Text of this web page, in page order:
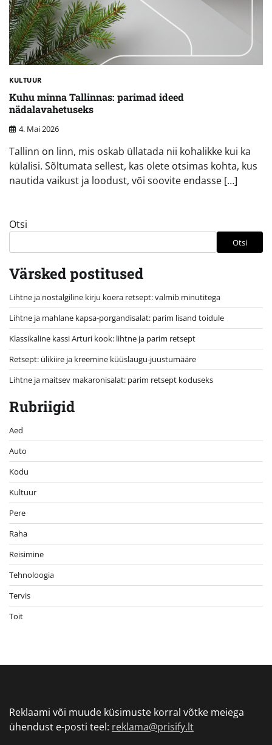
KULTUUR
Kuhu minna Tallinnas: parimad ideed
nädalavahetuseks
4. Mai 2026
Tallinn on linn, mis oskab üllatada nii kohalikke kui ka
külalisi. Sõltumata sellest, kas olete otsimas kohta, kus
nautida vaikust ja loodust, või soovite endasse […]
Otsi
Otsi
Värsked postitused
Lihtne ja nostalgiline kirju koera retsept: valmib minutitega
Lihtne ja mahlane kapsa-porgandisalat: parim lisand toidule
Klassikaline kassi Arturi kook: lihtne ja parim retsept
Retsept: ülikiire ja kreemine küüslaugu-juustumääre
Lihtne ja maitsev makaronisalat: parim retsept koduseks
Rubriigid
Aed
Auto
Kodu
Kultuur
Pere
Raha
Reisimine
Tehnoloogia
Tervis
Toit
Reklaami või muude küsimuste korral võtke meiega
ühendust e-posti teel: reklama@prisify.lt